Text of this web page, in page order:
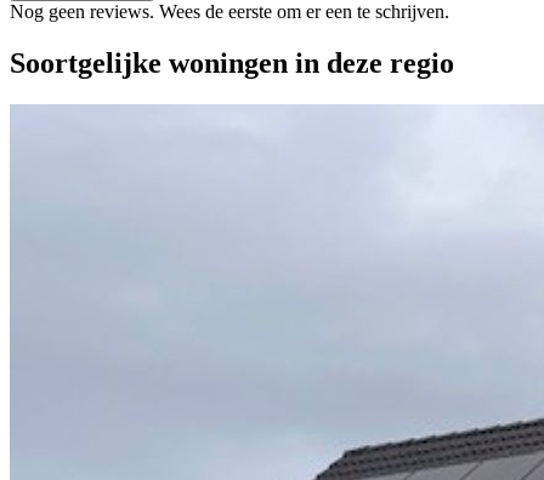
Nog geen reviews. Wees de eerste om er een te schrijven.
Soortgelijke woningen in deze regio